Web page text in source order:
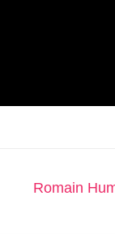
Next
Romain